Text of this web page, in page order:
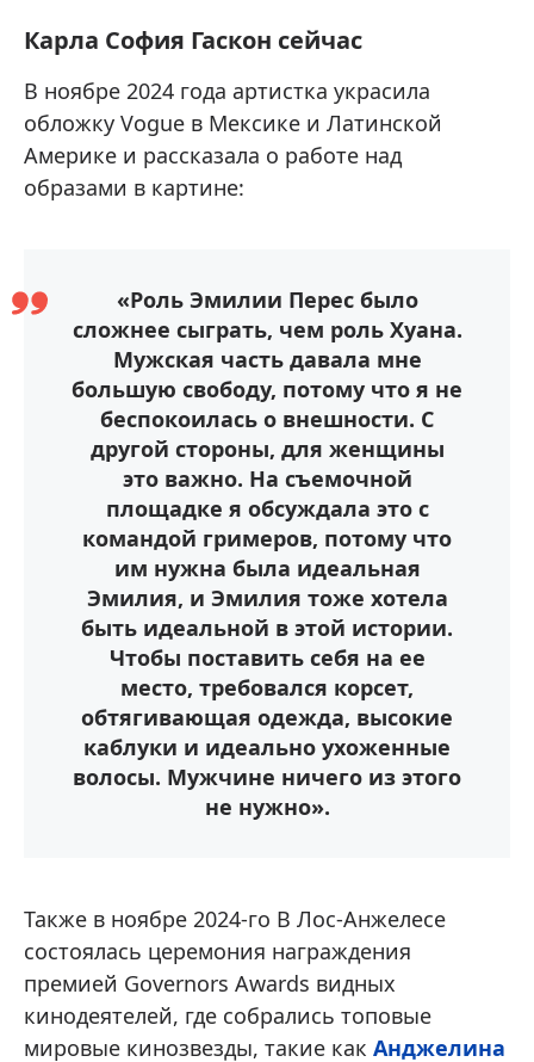
Карла София Гаскон сейчас
В ноябре 2024 года артистка украсила
обложку Vogue в Мексике и Латинской
Америке и рассказала о работе над
образами в картине:
«Роль Эмилии Перес было
сложнее сыграть, чем роль Хуана.
Мужская часть давала мне
большую свободу, потому что я не
беспокоилась о внешности. С
другой стороны, для женщины
это важно. На съемочной
площадке я обсуждала это с
командой гримеров, потому что
им нужна была идеальная
Эмилия, и Эмилия тоже хотела
быть идеальной в этой истории.
Чтобы поставить себя на ее
место, требовался корсет,
обтягивающая одежда, высокие
каблуки и идеально ухоженные
волосы. Мужчине ничего из этого
не нужно».
Также в ноябре 2024-го В Лос-Анжелесе
состоялась церемония награждения
премией Governors Awards видных
кинодеятелей, где собрались топовые
мировые кинозвезды, такие как Анджелина